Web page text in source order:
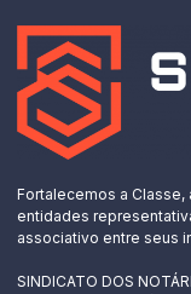
Fortalecemos a
entidades
associativo entre seus
SINDICATO DOS